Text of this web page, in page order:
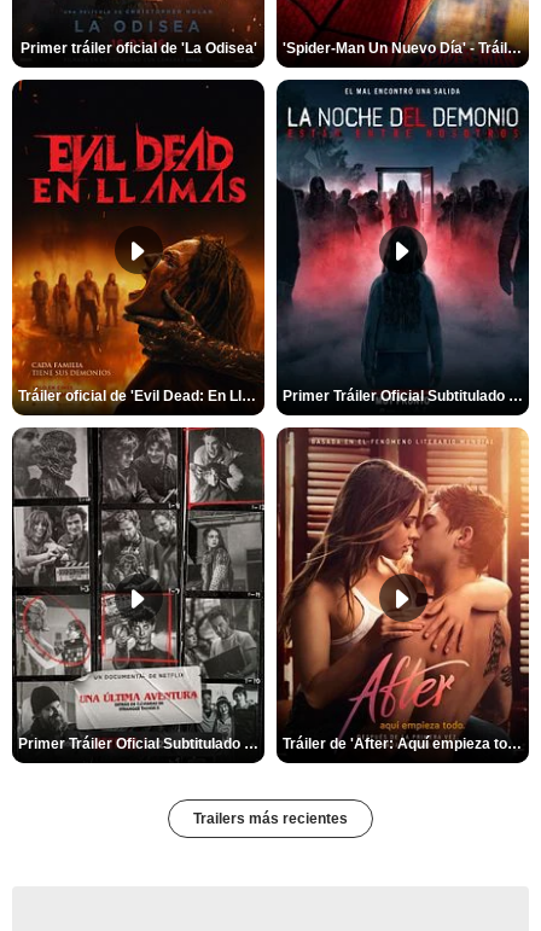
Primer tráiler oficial de 'La Odisea' 'Spider-Man Un Nuevo Día' - Tráiler oficial subtitulado
Tráiler oficial de 'Evil Dead: En Llamas' Primer Tráiler Oficial Subtitulado de 'La Noche Del Demonio: Están Entre Nosotros'
Primer Tráiler Oficial Subtitulado de 'Una última aventura: Detrás de cámaras de Stranger Things 5' Tráiler de 'After: Aquí empieza todo'
Trailers más recientes